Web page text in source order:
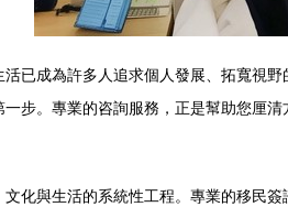
已成為許多人追求個人發展、拓寬視
步。專業的咨詢服務，正是幫助您厘清
化與生活的系統性工程。專業的移民簽